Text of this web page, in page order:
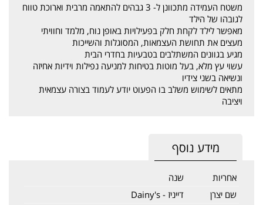
משטח העמידה מתכוונן ל- 3 גבהים להתאמה מרבית וארוכת טווח
לגובהו של הילד
מאפשר לילד לקחת חלק בפעילויות באופן נוח, מלמד וחוויתי
מעצים את תחושת העצמאות, המסוגלות והשייכות
מגיע בגוונים המשתלבים בטבעיות בחדרי הבית
עשוי עץ מלא, בעל מוטות בטיחות למניעה נפילות וידיות אחיזה
ונשיאה בשני צידיו
מתאים לשימוש משלב בו הפעוט יודע לעמוד בצורה עצמאית
ויציבה
מידע נוסף
אחריות
שנה
שם יצרן
דייניז - Dainy's